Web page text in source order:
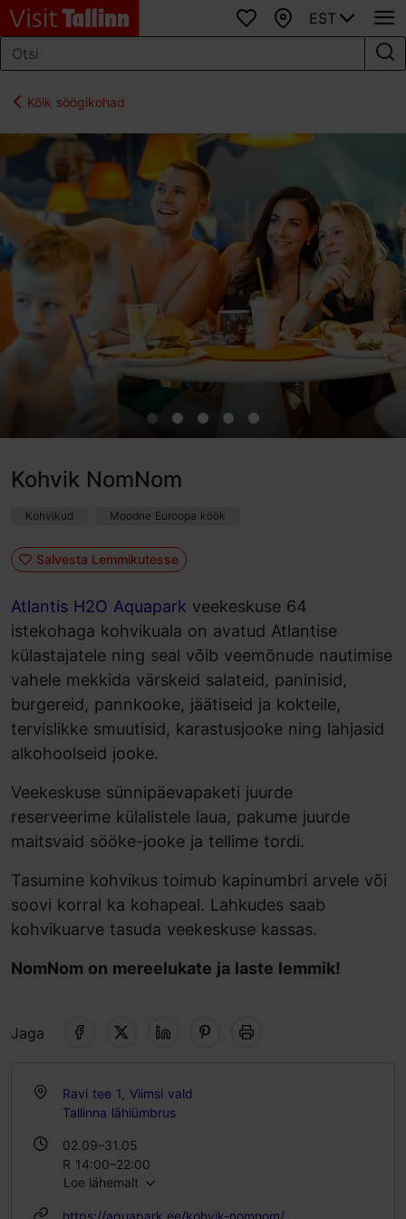
Lemmikud
Kaart
EST
Kõik söögikohad
Kohvik NomNom
Kohvikud Moodne Euroopa köök
Salvesta Lemmikutesse
Atlantis H2O Aquapark veekeskuse 64
istekohaga kohvikuala on avatud Atlantise
külastajatele ning seal võib veemõnude nautimise
vahele mekkida värskeid salateid, paninisid,
burgereid, pannkooke, jäätiseid ja kokteile,
tervislikke smuutisid, karastusjooke ning lahjasid
alkohoolseid jooke.
Veekeskuse sünnipäevapaketi juurde
reserveerime külalistele laua, pakume juurde
maitsvaid sööke-jooke ja tellime tordi.
Tasumine kohvikus toimub kapinumbri arvele või
soovi korral ka kohapeal. Lahkudes saab
kohvikuarve tasuda veekeskuse kassas.
NomNom on mereelukate ja laste lemmik!
Jaga
Ravi tee 1, Viimsi vald
Tallinna lähiümbrus
02.09–31.05
R 14:00–22:00
L 10:00–22:00
Loe lähemalt
https://aquapark.ee/kohvik-nomnom/